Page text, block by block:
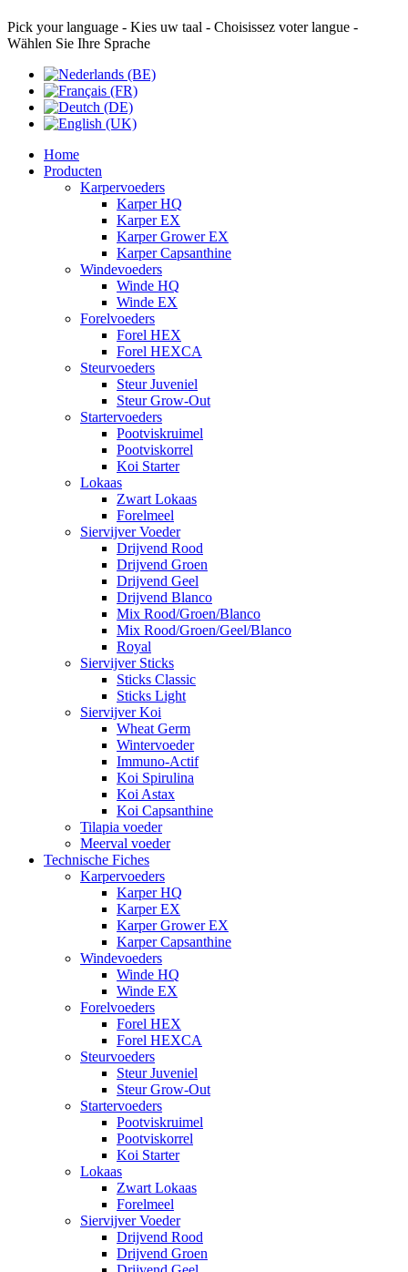
Pick your language - Kies uw taal - Choisissez voter langue -
Wählen Sie Ihre Sprache
Home
Producten
Karpervoeders
Karper HQ
Karper EX
Karper Grower EX
Karper Capsanthine
Windevoeders
Winde HQ
Winde EX
Forelvoeders
Forel HEX
Forel HEXCA
Steurvoeders
Steur Juveniel
Steur Grow-Out
Startervoeders
Pootviskruimel
Pootviskorrel
Koi Starter
Lokaas
Zwart Lokaas
Forelmeel
Siervijver Voeder
Drijvend Rood
Drijvend Groen
Drijvend Geel
Drijvend Blanco
Mix Rood/Groen/Blanco
Mix Rood/Groen/Geel/Blanco
Royal
Siervijver Sticks
Sticks Classic
Sticks Light
Siervijver Koi
Wheat Germ
Wintervoeder
Immuno-Actif
Koi Spirulina
Koi Astax
Koi Capsanthine
Tilapia voeder
Meerval voeder
Technische Fiches
Karpervoeders
Karper HQ
Karper EX
Karper Grower EX
Karper Capsanthine
Windevoeders
Winde HQ
Winde EX
Forelvoeders
Forel HEX
Forel HEXCA
Steurvoeders
Steur Juveniel
Steur Grow-Out
Startervoeders
Pootviskruimel
Pootviskorrel
Koi Starter
Lokaas
Zwart Lokaas
Forelmeel
Siervijver Voeder
Drijvend Rood
Drijvend Groen